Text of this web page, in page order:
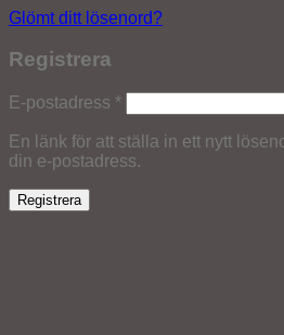
Glömt ditt lösenord?
Registrera
E-postadress *Obligatoriskt
En länk för att ställa in ett nytt
din e-postadress.
Registrera